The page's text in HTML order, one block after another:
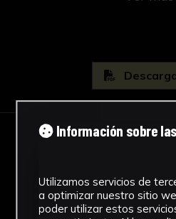
Información sobre
Utilizamos servicios de
a optimizar nuestro sitio
poder utilizar estos